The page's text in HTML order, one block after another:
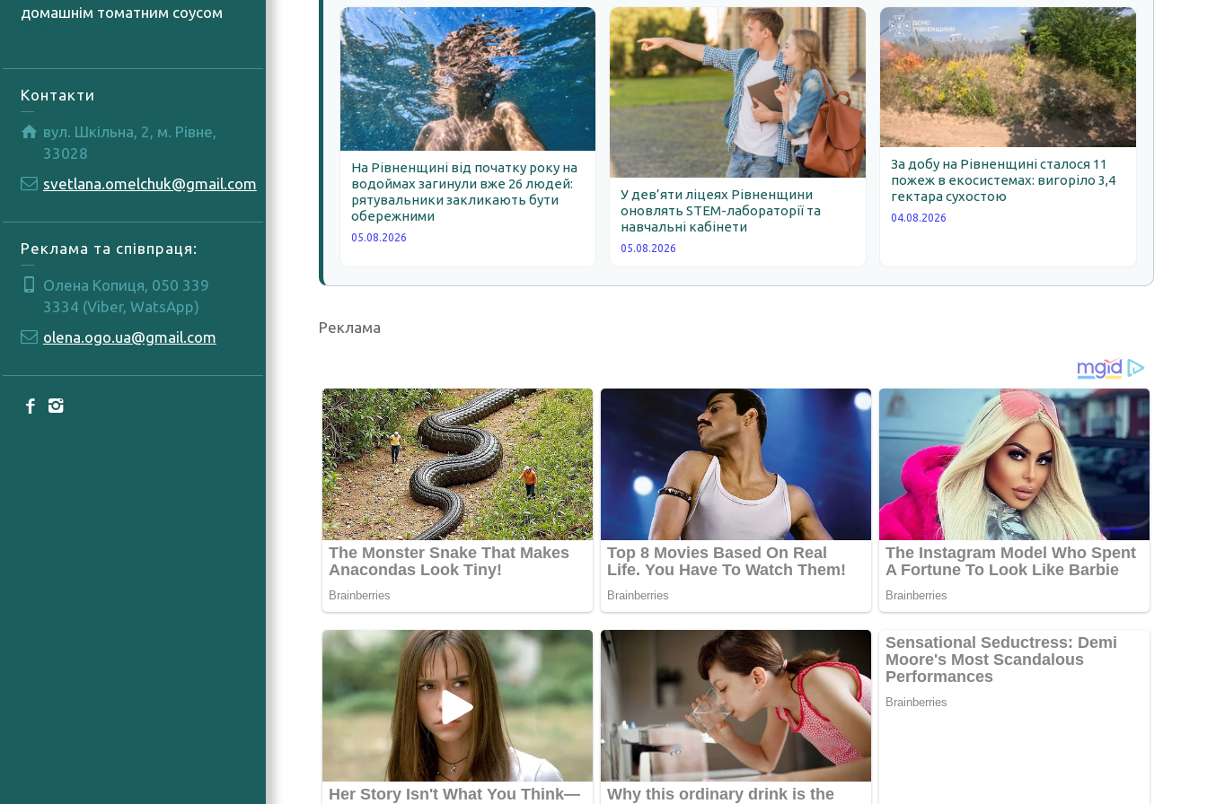
домашнім томатним соусом
Контакти
вул. Шкільна, 2, м. Рівне,
33028
svetlana.omelchuk@gmail.com
Реклама та співпраця:
Олена Копиця, 050 339
3334 (Viber, WatsApp)
olena.ogo.ua@gmail.com
На Рівненщині від початку року на
водоймах загинули вже 26 людей:
рятувальники закликають бути
обережними
05.08.2026
У дев’яти ліцеях Рівненщини
оновлять STEM-лабораторії та
навчальні кабінети
05.08.2026
За добу на Рівненщині сталося 11
пожеж в екосистемах: вигоріло 3,4
гектара сухостою
04.08.2026
Реклама